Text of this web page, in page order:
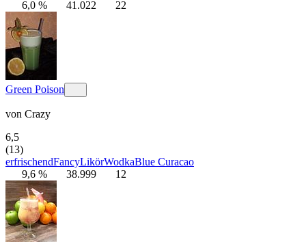
6,0 %
41.022 22
Green Poison
von Crazy
6,5
(13)
erfrischendFancyLikörWodkaBlue Curacao
9,6 %
38.999 12